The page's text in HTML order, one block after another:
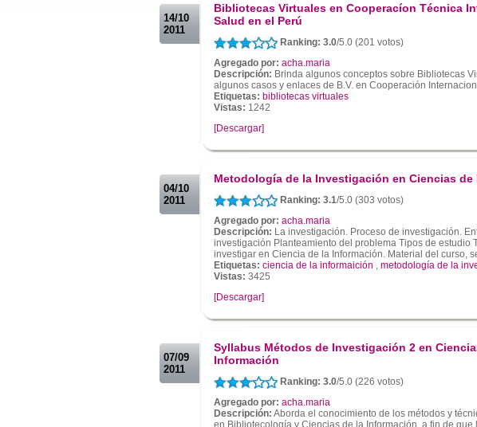
14/10
2011
Bibliotecas Virtuales en Cooperacíon Técnica
Salud en el Perú
Ranking: 3.0/5.0 (201 votos)
Agregado por: acha.maria
Descripción: Brinda algunos conceptos sobre Bibliotecas
algunos casos y enlaces de B.V. en Cooperación
Etiquetas: bibliotecas virtuales
Vistas: 1242
[Descargar]
04/10
2011
Metodología de la Investigación en Ciencias de
Ranking: 3.1/5.0 (303 votos)
Agregado por: acha.maria
Descripción: La investigación. Proceso de investigación.
investigación Planteamiento del problema Tipos de estudio
investigar en Ciencia de la Información. Material del curso,
Etiquetas: ciencia de la informaición
metodología de la
Vistas: 3425
[Descargar]
07/09
2011
Syllabus Métodos de Investigación 2 en
Información
Ranking: 3.0/5.0 (226 votos)
Agregado por: acha.maria
Descripción: Aborda el conocimiento de los métodos y
en Bibliotecología y Ciencias de la Información, a fin de que